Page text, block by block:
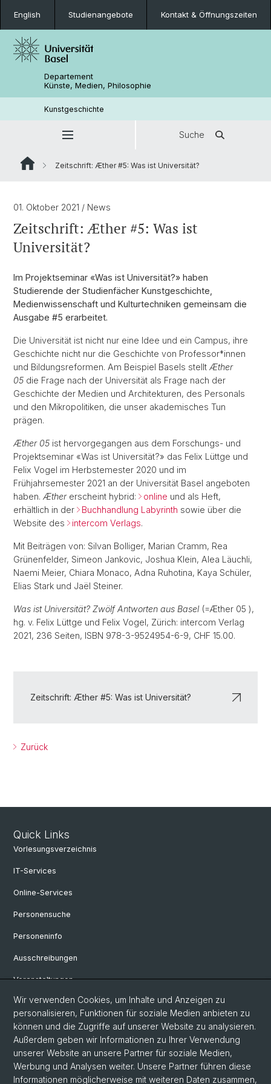
English Studienangebote Kontakt & Öffnungszeiten
Departement
Künste, Medien, Philosophie
Kunstgeschichte
Suche
Zeitschrift: Æther #5: Was ist Universität?
01. Oktober 2021 / News
Zeitschrift: Æther #5: Was ist
Universität?
Im Projektseminar «Was ist Universität?» haben
Studierende der Studienfächer Kunstgeschichte,
Medienwissenschaft und Kulturtechniken gemeinsam die
Ausgabe #5 erarbeitet.
Die Universität ist nicht nur eine Idee und ein Campus, ihre
Geschichte nicht nur die Geschichte von Professor*innen
und Bildungsreformen. Am Beispiel Basels stellt Æther
05 die Frage nach der Universität als Frage nach der
Geschichte der Medien und Architekturen, des Personals
und den Mikropolitiken, die unser akademisches Tun
prägen.
Æther 05 ist hervorgegangen aus dem Forschungs- und
Projektseminar «Was ist Universität?» das Felix Lüttge und
Felix Vogel im Herbstemester 2020 und im
Frühjahrsemester 2021 an der Universität Basel angeboten
haben. Æthererscheint hybrid: online und als Heft,
erhältlich in der
Buchhandlung Labyrinth sowie über die
Website des
intercom Verlags.
Mit Beiträgen von: Silvan Bolliger, Marian Cramm, Rea
Grünenfelder, Simeon Jankovic, Joshua Klein, Alea Läuchli,
Naemi Meier, Chiara Monaco, Adna Ruhotina, Kaya Schüler,
Elias Stark und Jaël Steiner.
Was ist Universität? Zwölf Antworten aus Basel(=Æther 05 ),
hg. v. Felix Lüttge und Felix Vogel, Zürich: intercom Verlag
2021, 236 Seiten, ISBN 978-3-9524954-6-9, CHF 15.00.
Zeitschrift: Æther #5: Was ist Universität?
Zurück
Quick Links
Vorlesungsverzeichnis
IT-Services
Online-Services
Personensuche
Personeninfo
Ausschreibungen
Veranstaltungen
eikones - Zentrum für die Theorie und Geschichte des Bildes
Archiv eikones NFS Bildkritik 2005 - 2017
Renaissance Kolloquium
Wir verwenden Cookies, um Inhalte und Anzeigen zu
personalisieren, Funktionen für soziale Medien anbieten zu
können und die Zugriffe auf unserer Website zu analysieren.
Außerdem geben wir Informationen zu Ihrer Verwendung
unserer Website an unsere Partner für soziale Medien,
Werbung und Analysen weiter. Unsere Partner führen diese
Informationen möglicherweise mit weiteren Daten zusammen,